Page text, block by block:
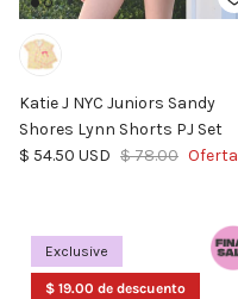
Katie J NYC Juniors Sandy
Shores Lynn Shorts PJ Set
Precio de venta
$ 54.50 USD Precio normal
$ 78.00 Oferta
Exclusive
$ 19.00 de descuento